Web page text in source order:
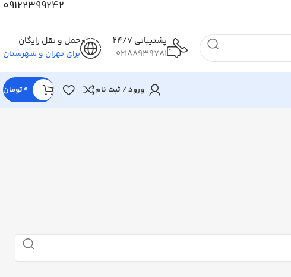
09122399242
پشتیبانی 24/7
02188939781
حمل و نقل رایگان
برای تهران و شهرستان
ورود / ثبت نام 0 تومان